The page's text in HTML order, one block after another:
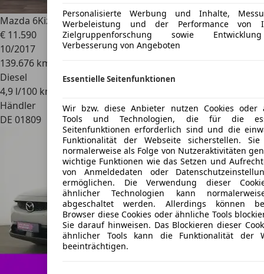
Personalisierte Werbung und Inhalte,
Werbeleistung und der Performance von
Zielgruppenforschung sowie
Verbesserung von Angeboten
Essentielle Seitenfunktionen
Wir bzw. diese Anbieter nutzen Cookies oder
Tools und Technologien, die für die
Seitenfunktionen erforderlich sind und die
Funktionalität der Webseite sicherstellen.
normalerweise als Folge von Nutzeraktivitäten
wichtige Funktionen wie das Setzen und
von Anmeldedaten oder
ermöglichen. Die Verwendung dieser
ähnlicher Technologien kann
abgeschaltet werden. Allerdings können
Browser diese Cookies oder ähnliche Tools
Sie darauf hinweisen. Das Blockieren dieser
ähnlicher Tools kann die Funktionalität der
beeinträchtigen.
Mazda 6Kizoku*ACC*LED*SZH*AHK*Automatik*RFK
€ 11.590
10/2017
139.676 km
Diesel
4,9 l/100 km (komb.)
Händler
DE 01809